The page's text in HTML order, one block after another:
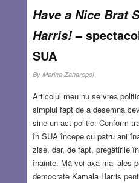
Have a Nice Brat
Harris!–
SUA
By Marina Zaharopol
Articolul meu nu se vrea
simplul fapt de a desemna
sine un act politic. Conform
în SUA începe cu patru ani
zise, dar, de fapt, pregătirile
înainte. Mă voi axa mai ales
democrate Kamala Harris